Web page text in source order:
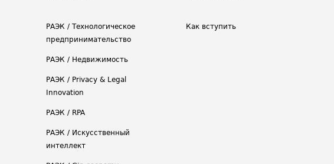
РАЭК / Технологическое
предпринимательство
РАЭК / Недвижимость
РАЭК / Privacy & Legal
Innovation
РАЭК / RPA
РАЭК / Искусственный
интеллект
Как вступить